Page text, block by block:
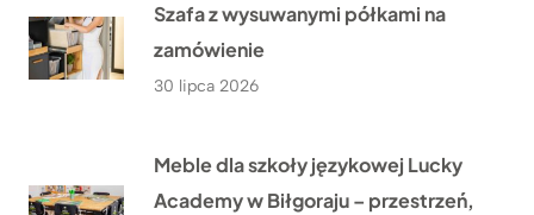
Szafa z wysuwanymi półkami na
zamówienie
30 lipca 2026
Meble dla szkoły językowej Lucky
Academy w Biłgoraju – przestrzeń,